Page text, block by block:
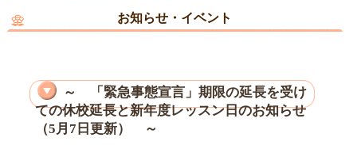
お知らせ・イベント
～ 「緊急事態宣言」期限の延長を受け
ての休校延長と新年度レッスン日のお知らせ
（5月7日更新） ～